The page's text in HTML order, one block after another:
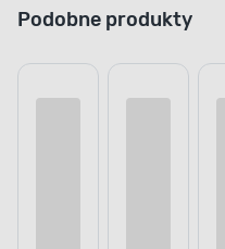
Idealnie
powierzchnia
Podobne produkty